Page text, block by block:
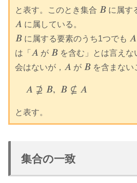
と表す。このとき集合 𝐵
Bに属す
𝐴
A に属している。
𝐵
Bに属する要素のうち1つでも 𝐴
A
は「 𝐴
A が 𝐵
Bを含む」とは言えな
会はないが， 𝐴
A が 𝐵
Bを含まない
𝐴 ⊉ 𝐵, 𝐵 ⊈ 𝐴
A⊉ B, B ⊈A
と表す。
集合の一致